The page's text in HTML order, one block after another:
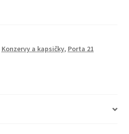
Konzervy a kapsičky, Porta 21